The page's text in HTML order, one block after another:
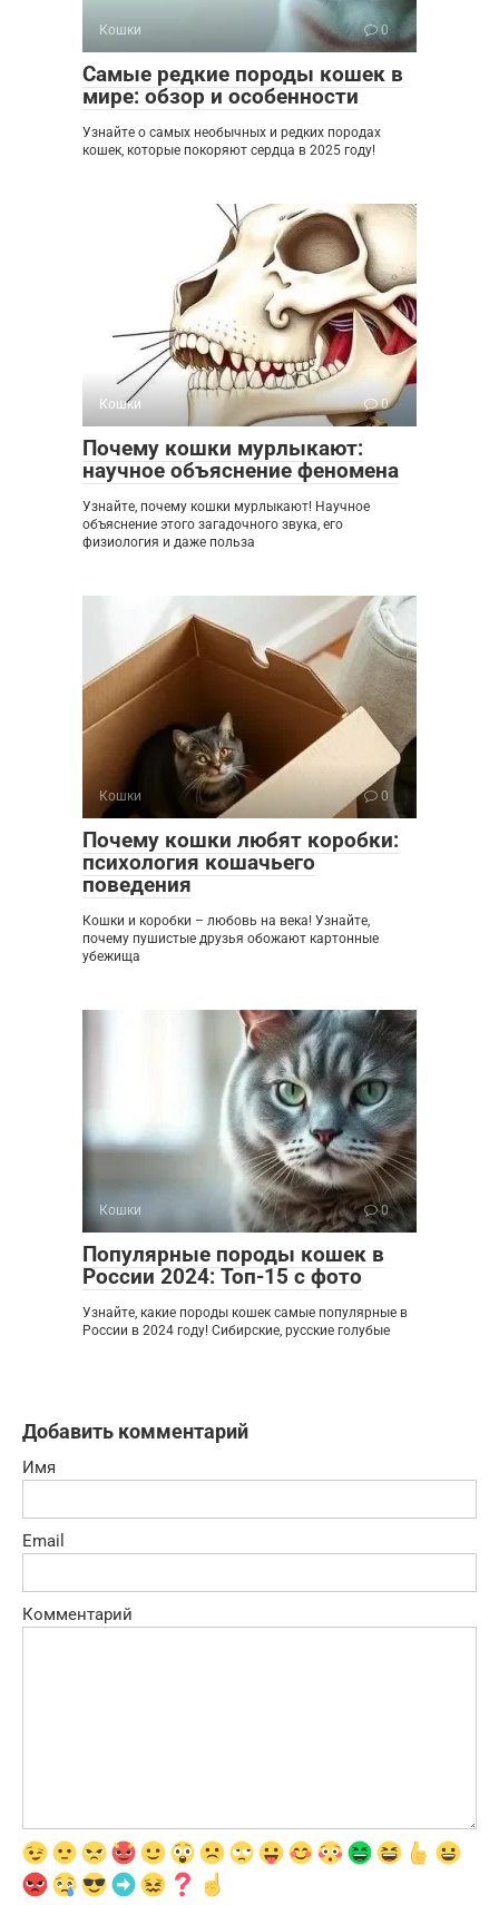
Кошки 0
Самые редкие породы кошек в
мире: обзор и особенности
Узнайте о самых необычных и редких породах
кошек, которые покоряют сердца в 2025 году!
Кошки 0
Почему кошки мурлыкают:
научное объяснение феномена
Узнайте, почему кошки мурлыкают! Научное
объяснение этого загадочного звука, его
физиология и даже польза
Кошки 0
Почему кошки любят коробки:
психология кошачьего
поведения
Кошки и коробки – любовь на века! Узнайте,
почему пушистые друзья обожают картонные
убежища
Кошки 0
Популярные породы кошек в
России 2024: Топ-15 с фото
Узнайте, какие породы кошек самые популярные в
России в 2024 году! Сибирские, русские голубые
Добавить комментарий
Имя
Email
Комментарий